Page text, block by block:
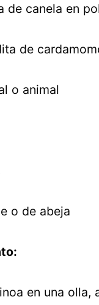
de canela en
de
o animal
o de abeja
en una olla,